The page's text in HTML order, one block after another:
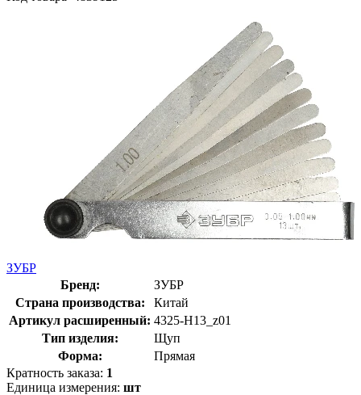
ЗУБР
Бренд:
ЗУБР
Страна производства:
Китай
Артикул расширенный: 4325-H13_z01
Тип изделия:
Щуп
Форма:
Прямая
Кратность заказа: 1
Единица измерения: шт